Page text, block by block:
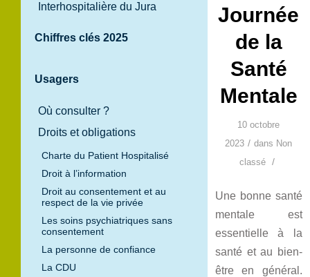
Interhospitalière du Jura
Chiffres clés 2025
Usagers
Où consulter ?
Droits et obligations
Charte du Patient Hospitalisé
Droit à l’information
Droit au consentement et au
respect de la vie privée
Les soins psychiatriques sans
consentement
La personne de confiance
La CDU
Journée
de la
Santé
Mentale
10 octobre
2023 / dans Non
classé
/
Une bonne santé
mentale est
essentielle à la
santé et au bien-
être en général.